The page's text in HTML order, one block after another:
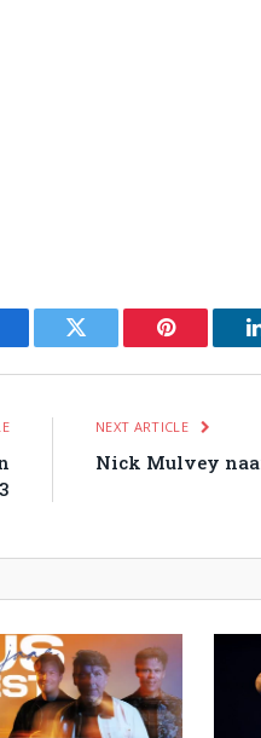
Twitter Pinterest
NEXT ARTICLE
Nick Mulvey